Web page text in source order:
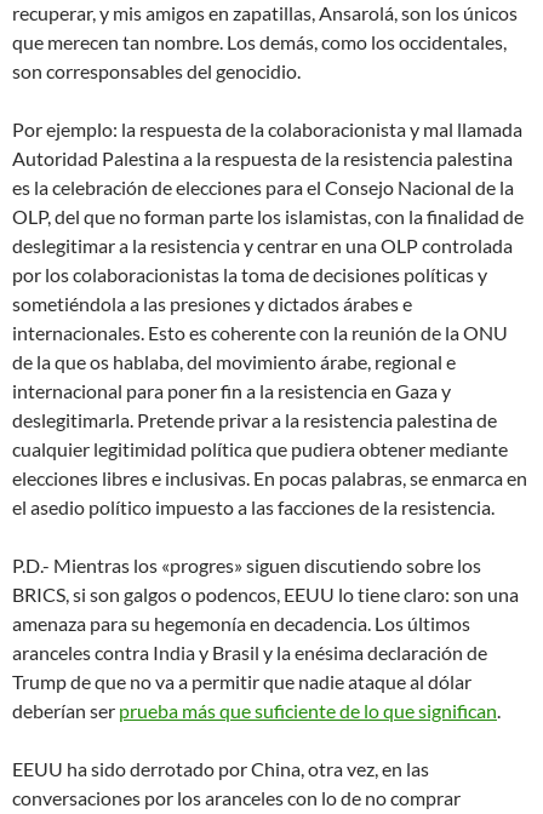
recuperar, y mis amigos en zapatillas, Ansarolá, son los únicos
que merecen tan nombre. Los demás, como los occidentales,
son corresponsables del genocidio.
Por ejemplo: la respuesta de la colaboracionista y mal llamada
Autoridad Palestina a la respuesta de la resistencia palestina
es la celebración de elecciones para el Consejo Nacional de la
OLP, del que no forman parte los islamistas, con la finalidad de
deslegitimar a la resistencia y centrar en una OLP controlada
por los colaboracionistas la toma de decisiones políticas y
sometiéndola a las presiones y dictados árabes e
internacionales. Esto es coherente con la reunión de la ONU
de la que os hablaba, del movimiento árabe, regional e
internacional para poner fin a la resistencia en Gaza y
deslegitimarla. Pretende privar a la resistencia palestina de
cualquier legitimidad política que pudiera obtener mediante
elecciones libres e inclusivas. En pocas palabras, se enmarca en
el asedio político impuesto a las facciones de la resistencia.
P.D.- Mientras los «progres» siguen discutiendo sobre los
BRICS, si son galgos o podencos, EEUU lo tiene claro: son una
amenaza para su hegemonía en decadencia. Los últimos
aranceles contra India y Brasil y la enésima declaración de
Trump de que no va a permitir que nadie ataque al dólar
deberían ser prueba más que suficiente de lo que significan.
EEUU ha sido derrotado por China, otra vez, en las
conversaciones por los aranceles con lo de no comprar